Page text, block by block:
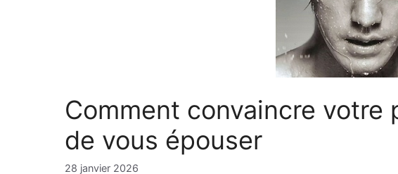
Comment convaincre
de vous épouser
28 janvier 2026